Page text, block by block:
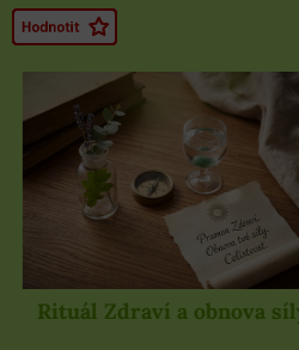
Rituál Zdraví a obnova síly